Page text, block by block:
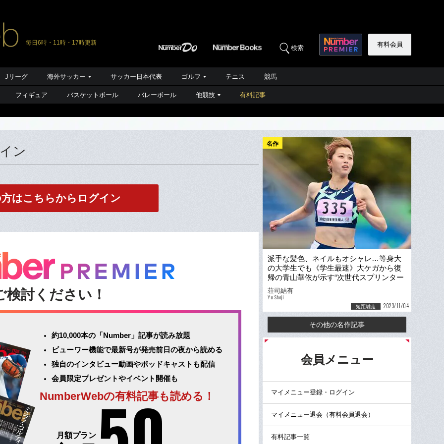
毎日6時・11時・17時更新
検索 有料会員
Jリーグ 海外サッカー サッカー日本代表 ゴルフ テニス 競馬
フィギュア バスケットボール バレーボール 他競技 有料記事
ン
はこちらからログイン
検討ください！
約10,000本の「Number」記事が読み放題
ビューワー機能で最新号が発売前日の夜から読める
独自のインタビュー動画やポッドキャストも配信
会員限定プレゼントやイベント開催も
NumberWebの有料記事も読める！
月額プラン
名作
派手な髪色、ネイルもオシャレ…等身大
の大学生でも《学生最速》大ケガから復
帰の青山華依が示す“次世代スプリンター
像”「来年は髪もバチバチに…」
荘司結有
Yu Shoji
短距離走 2023/11/04
その他の名作記事
会員メニュー
マイメニュー登録・ログイン
マイメニュー退会（有料会員退会）
有料記事一覧